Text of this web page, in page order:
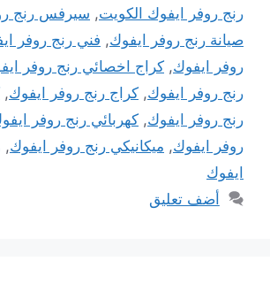
رنج روفر ايفوك الكويت, سيرفس رنج
صيانة رنج روفر ايفوك, فني رنج روفر
روفر ايفوك, كراج اخصائي رنج روفر
رنج روفر ايفوك, كراج رنج روفر ايفوك,
رنج روفر ايفوك, كهربائي رنج روفر
روفر ايفوك, ميكانيكي رنج روفر ايفوك,
ايفوك
أضف تعليق